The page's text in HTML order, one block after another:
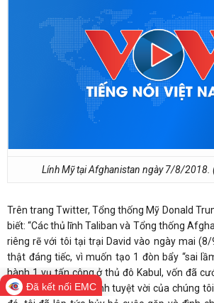
Lính Mỹ tại Afghanistan ngày 7/8/2018.
Trên trang Twitter, Tổng thống Mỹ Donald
biết: “Các thủ lĩnh Taliban và Tổng thống
riêng rẽ với tôi tại trại David vào ngày mai (8/
thật đáng tiếc, vì muốn tạo 1 đòn bẩy “sai
hành 1 vụ tấn công ở thủ đô Kabul, vốn đã
trong những người lính tuyệt vời của chúng
Đã kết nối EMC